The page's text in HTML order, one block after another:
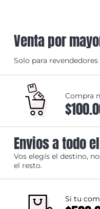
Venta por
Solo para
Compra
Envios a todo
Vos elegís el destino,
el resto.
Si tu